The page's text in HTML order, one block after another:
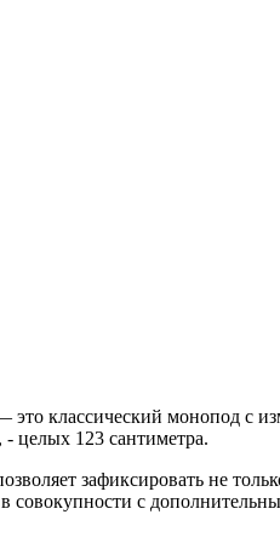
классический монопод с
целых 123 сантиметра.
зафиксировать не
совокупности с